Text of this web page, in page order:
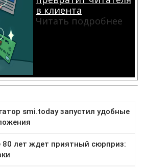
в клиента
Читать подробнее